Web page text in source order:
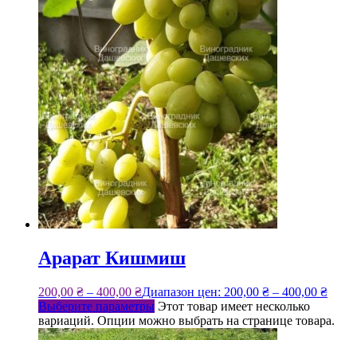
Арарат Кишмиш
200,00 ₴ – 400,00 ₴Диапазон цен: 200,00 ₴ – 400,00 ₴
Выберите параметры Этот товар имеет несколько
вариаций. Опции можно выбрать на странице товара.